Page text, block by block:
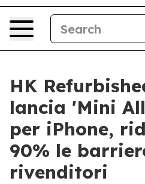
HK
lancia 'Mini
per iPhone,
90% le
rivenditori